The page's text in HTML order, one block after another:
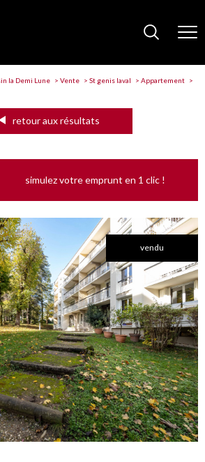
la Demi Lune Vente St genis laval
Appartement
retour aux résultats
simulez votre emprunt en 1 clic !
vendu